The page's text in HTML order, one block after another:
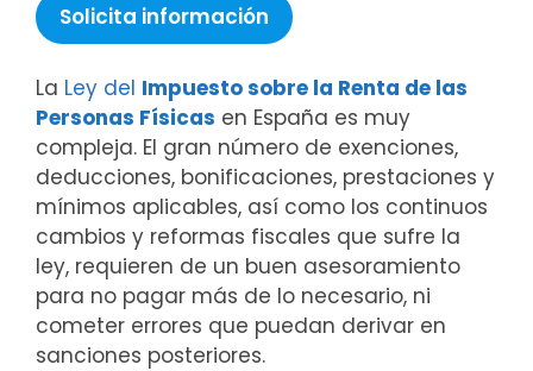
Solicita información
La Ley del Impuesto sobre la Renta de las
Personas Físicas en España es muy
compleja. El gran número de exenciones,
deducciones, bonificaciones, prestaciones y
mínimos aplicables, así como los continuos
cambios y reformas fiscales que sufre la
ley, requieren de un buen asesoramiento
para no pagar más de lo necesario, ni
cometer errores que puedan derivar en
sanciones posteriores.